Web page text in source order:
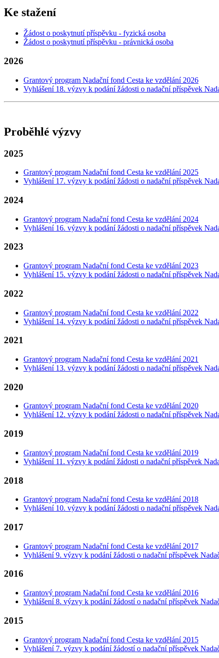
Ke stažení
Žádost o poskytnutí příspěvku - fyzická osoba
Žádost o poskytnutí příspěvku - právnická osoba
2026
Grantový program Nadační fond Cesta ke vzdělání 2026
Vyhlášení 18. výzvy k podání žádosti o nadační příspěvek
Proběhlé výzvy
2025
Grantový program Nadační fond Cesta ke vzdělání 2025
Vyhlášení 17. výzvy k podání žádosti o nadační příspěvek
2024
Grantový program Nadační fond Cesta ke vzdělání 2024
Vyhlášení 16. výzvy k podání žádosti o nadační příspěvek
2023
Grantový program Nadační fond Cesta ke vzdělání 2023
Vyhlášení 15. výzvy k podání žádosti o nadační příspěvek
2022
Grantový program Nadační fond Cesta ke vzdělání 2022
Vyhlášení 14. výzvy k podání žádosti o nadační příspěvek
2021
Grantový program Nadační fond Cesta ke vzdělání 2021
Vyhlášení 13. výzvy k podání žádosti o nadační příspěvek
2020
Grantový program Nadační fond Cesta ke vzdělání 2020
Vyhlášení 12. výzvy k podání žádosti o nadační příspěvek
2019
Grantový program Nadační fond Cesta ke vzdělání 2019
Vyhlášení 11. výzvy k podání žádosti o nadační příspěvek
2018
Grantový program Nadační fond Cesta ke vzdělání 2018
Vyhlášení 10. výzvy k podání žádosti o nadační příspěvek
2017
Grantový program Nadační fond Cesta ke vzdělání 2017
Vyhlášení 9. výzvy k podání žádosti o nadační příspěvek
2016
Grantový program Nadační fond Cesta ke vzdělání 2016
Vyhlášení 8. výzvy k podání žádostí o nadační příspěvek
2015
Grantový program Nadační fond Cesta ke vzdělání 2015
Vyhlášení 7. výzvy k podání žádostí o nadační příspěvek